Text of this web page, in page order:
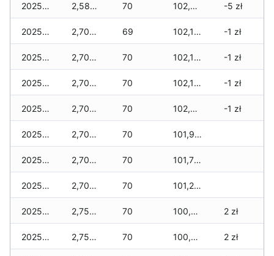
2025-12-10 2,585 zł 70 102,305 zł -5 zł
2025-12-09 2,700 zł 69 102,180 zł -1 zł
2025-12-08 2,700 zł 70 102,180 zł -1 zł
2025-12-07 2,700 zł 70 102,165 zł -1 zł
2025-12-06 2,700 zł 70 102,020 zł -1 zł
2025-12-05 2,700 zł 70 101,975 zł
2025-12-04 2,700 zł 70 101,790 zł
2025-12-03 2,700 zł 70 101,260 zł
2025-12-02 2,750 zł 70 100,845 zł 2 zł
2025-12-01 2,750 zł 70 100,425 zł 2 zł